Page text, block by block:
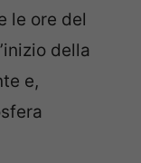
le ore del
della
e,